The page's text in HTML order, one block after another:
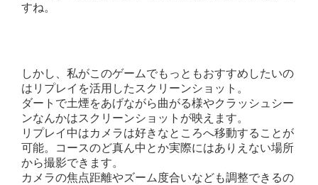
すね。
しかし、私がこのゲームでもっともおすすめしたいの
はリプレイを活用したスクリーンショット。
ダートで土煙をあげながら曲がる様やクラッシュシー
ンなんかはスクリーンショットが映えます。
リプレイ中はカメラは好きなところへ移動することが
可能。コースのど真ん中とか実際にはありえない場所
から撮影できます。
カメラの焦点距離やズーム度合いなども調整できるの